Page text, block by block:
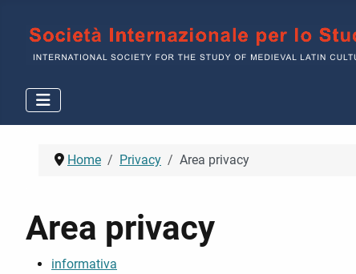
Home Privacy Area privacy
Area privacy
informativa